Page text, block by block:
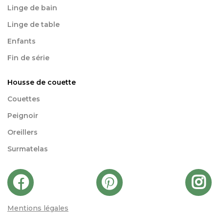
Linge de bain
Linge de table
Enfants
Fin de série
Housse de couette
Couettes
Peignoir
Oreillers
Surmatelas
Mentions légales